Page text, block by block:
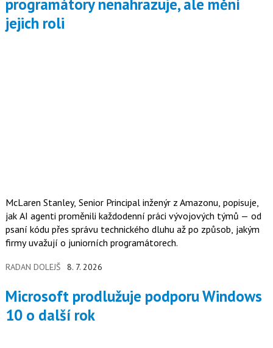
programátory nenahrazuje, ale mění
jejich roli
McLaren Stanley, Senior Principal inženýr z Amazonu, popisuje,
jak AI agenti proměnili každodenní práci vývojových týmů — od
psaní kódu přes správu technického dluhu až po způsob, jakým
firmy uvažují o juniorních programátorech.
RADAN DOLEJŠ 8. 7. 2026
Microsoft prodlužuje podporu Windows
10 o další rok